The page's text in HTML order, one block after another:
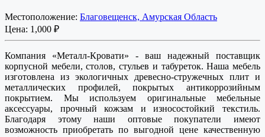
Местоположение: Благовещенск, Амурская Область
Цена: 1,000 ₽
Компания «Металл-Кровати» - ваш надежный поставщик
корпусной мебели, столов, стульев и табуреток. Наша мебель
изготовлена из экологичных древесно-стружечных плит и
металлических профилей, покрытых антикоррозийным
покрытием. Мы используем оригинальные мебельные
аксессуары, прочный кожзам и износостойкий текстиль.
Благодаря этому наши оптовые покупатели имеют
возможность приобретать по выгодной цене качественную